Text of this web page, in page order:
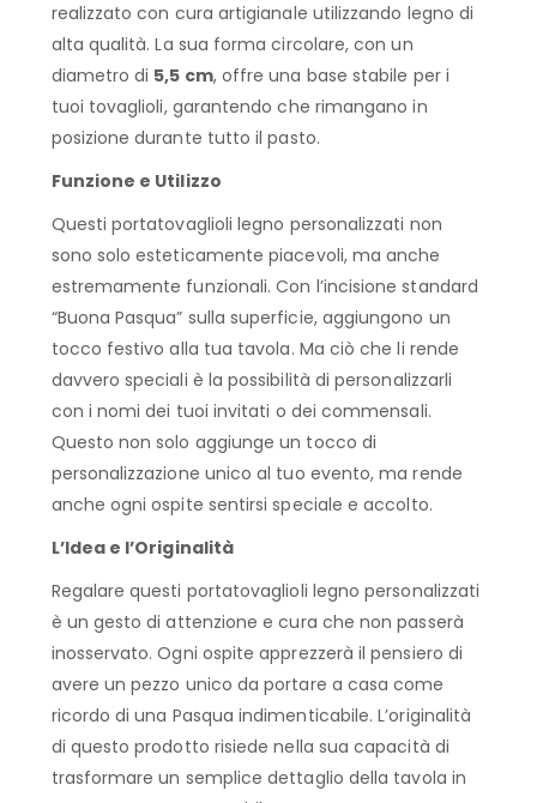
realizzato con cura artigianale utilizzando legno di
alta qualità. La sua forma circolare, con un
diametro di 5,5 cm, offre una base stabile per i
tuoi tovaglioli, garantendo che rimangano in
posizione durante tutto il pasto.
Funzione e Utilizzo
Questi portatovaglioli legno personalizzati non
sono solo esteticamente piacevoli, ma anche
estremamente funzionali. Con l’incisione standard
“Buona Pasqua” sulla superficie, aggiungono un
tocco festivo alla tua tavola. Ma ciò che li rende
davvero speciali è la possibilità di personalizzarli
con i nomi dei tuoi invitati o dei commensali.
Questo non solo aggiunge un tocco di
personalizzazione unico al tuo evento, ma rende
anche ogni ospite sentirsi speciale e accolto.
L’Idea e l’Originalità
Regalare questi portatovaglioli legno personalizzati
è un gesto di attenzione e cura che non passerà
inosservato. Ogni ospite apprezzerà il pensiero di
avere un pezzo unico da portare a casa come
ricordo di una Pasqua indimenticabile. L’originalità
di questo prodotto risiede nella sua capacità di
trasformare un semplice dettaglio della tavola in